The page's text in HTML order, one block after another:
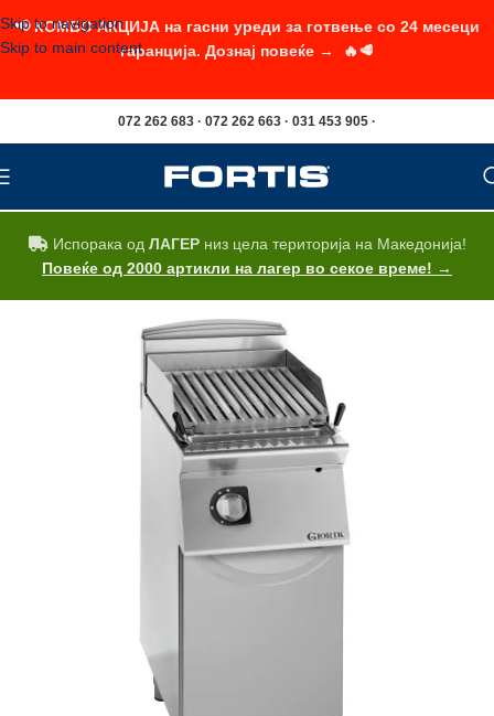
Skip to navigation
Skip to main content
072 262 683 · 072 262 663 · 031 453 905 ·
Испорака од ЛАГЕРниз цела територија на Македонија!
Повеќе од 2000 артикли на лагер во секое време! →
📢 КОМБО АКЦИЈА на гасни уреди за готвење со 24 месеци
гаранција. Дознај повеќе → 🔥🥩